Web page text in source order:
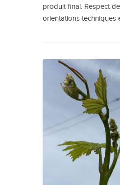
produit final. Respect
orientations techniques